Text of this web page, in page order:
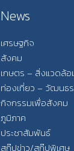
News
เศรษฐกิจ
สังคม
เกษตร – สิ่งแวดล้อ
ท่องเที่ยว – วัฒนธ
กิจกรรมเพื่อสังคม
ภูมิภาค
ประชาสัมพันธ์
สกู๊ปข่าว/สกู๊ปพิเศษ